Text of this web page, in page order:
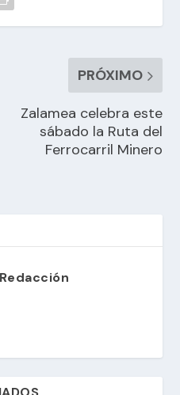
PRÓXIMO
Zalamea celebra este
sábado la Ruta del
Ferrocarril Minero